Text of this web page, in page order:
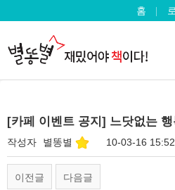
홈
[카페 이벤트 공지] 느닷없는
작성자 별똥별 10-03-16 15:52
이전글 다음글